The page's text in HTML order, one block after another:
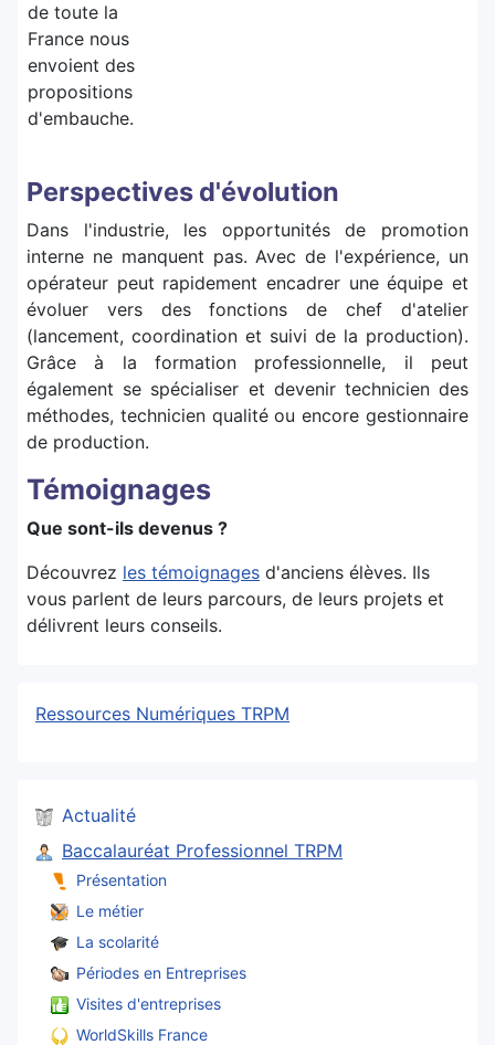
de toute la
France nous
envoient des
propositions
d'embauche.
Perspectives d'évolution
Dans l'industrie, les opportunités de promotion
interne ne manquent pas. Avec de l'expérience, un
opérateur peut rapidement encadrer une équipe et
évoluer vers des fonctions de chef d'atelier
(lancement, coordination et suivi de la production).
Grâce à la formation professionnelle, il peut
également se spécialiser et devenir technicien des
méthodes, technicien qualité ou encore gestionnaire
de production.
Témoignages
Que sont-ils devenus ?
Découvrez les témoignages d'anciens élèves. Ils
vous parlent de leurs parcours, de leurs projets et
délivrent leurs conseils.
Ressources Numériques TRPM
Actualité
Baccalauréat Professionnel TRPM
Présentation
Le métier
La scolarité
Périodes en Entreprises
Visites d'entreprises
WorldSkills France